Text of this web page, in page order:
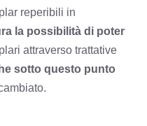
reperibili in
la possibilità di poter
attraverso trattative
sotto questo punto